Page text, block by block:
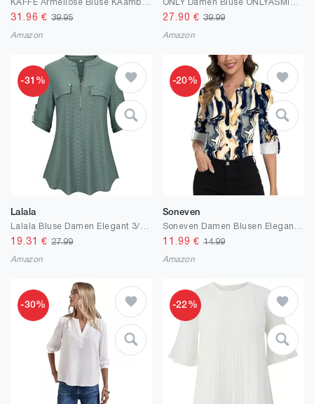
31.96 €39.95
Amazon
27.90 € 39.99
Amazon
-31%
Lalala
19.31 €27.99
Amazon
-20%
Soneven
11.99 € 14.99
Amazon
-30% -22%